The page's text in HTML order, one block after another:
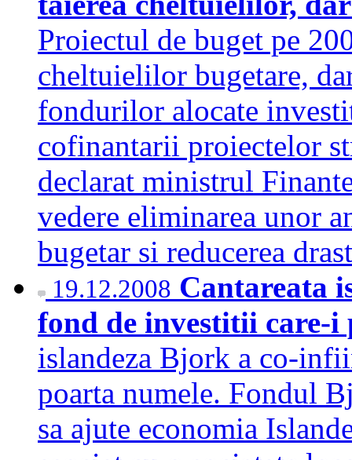
Proiectul de buget pe
cheltuielilor bugetare,
fondurilor alocate
cofinantarii proiectelor
declarat ministrul
vedere eliminarea unor
bugetar si reducerea
19.12.2008 Cantareata
fond de investitii care-
islandeza Bjork a co-
poarta numele. Fondul
sa ajute economia